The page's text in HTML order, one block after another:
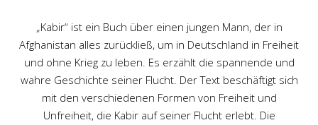
„Kabir“ ist ein Buch über einen jungen Mann, der in
Afghanistan alles zurückließ, um in Deutschland in Freiheit
und ohne Krieg zu leben. Es erzählt die spannende und
wahre Geschichte seiner Flucht. Der Text beschäftigt sich
mit den verschiedenen Formen von Freiheit und
Unfreiheit, die Kabir auf seiner Flucht erlebt. Die